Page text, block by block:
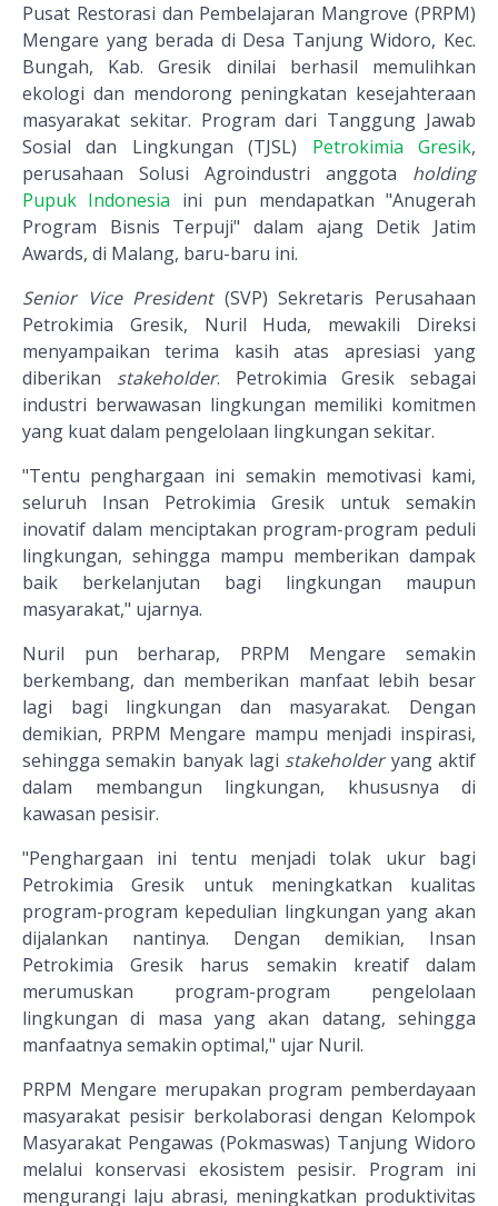
Pusat Restorasi dan Pembelajaran Mangrove (PRPM)
Mengare yang berada di Desa Tanjung Widoro, Kec.
Bungah, Kab. Gresik dinilai berhasil memulihkan
ekologi dan mendorong peningkatan kesejahteraan
masyarakat sekitar. Program dari Tanggung Jawab
Sosial dan Lingkungan (TJSL) Petrokimia Gresik,
perusahaan Solusi Agroindustri anggota holding
Pupuk Indonesia ini pun mendapatkan "Anugerah
Program Bisnis Terpuji" dalam ajang Detik Jatim
Awards, di Malang, baru-baru ini.
Senior Vice President(SVP) Sekretaris Perusahaan
Petrokimia Gresik, Nuril Huda, mewakili Direksi
menyampaikan terima kasih atas apresiasi yang
diberikan stakeholder. Petrokimia Gresik sebagai
industri berwawasan lingkungan memiliki komitmen
yang kuat dalam pengelolaan lingkungan sekitar.
"Tentu penghargaan ini semakin memotivasi kami,
seluruh Insan Petrokimia Gresik untuk semakin
inovatif dalam menciptakan program-program peduli
lingkungan, sehingga mampu memberikan dampak
baik berkelanjutan bagi lingkungan maupun
masyarakat," ujarnya.
Nuril pun berharap, PRPM Mengare semakin
berkembang, dan memberikan manfaat lebih besar
lagi bagi lingkungan dan masyarakat. Dengan
demikian, PRPM Mengare mampu menjadi inspirasi,
sehingga semakin banyak lagi stakeholderyang aktif
dalam membangun lingkungan, khususnya di
kawasan pesisir.
"Penghargaan ini tentu menjadi tolak ukur bagi
Petrokimia Gresik untuk meningkatkan kualitas
program-program kepedulian lingkungan yang akan
dijalankan nantinya. Dengan demikian, Insan
Petrokimia Gresik harus semakin kreatif dalam
merumuskan program-program pengelolaan
lingkungan di masa yang akan datang, sehingga
manfaatnya semakin optimal," ujar Nuril.
PRPM Mengare merupakan program pemberdayaan
masyarakat pesisir berkolaborasi dengan Kelompok
Masyarakat Pengawas (Pokmaswas) Tanjung Widoro
melalui konservasi ekosistem pesisir. Program ini
mengurangi laju abrasi, meningkatkan produktivitas